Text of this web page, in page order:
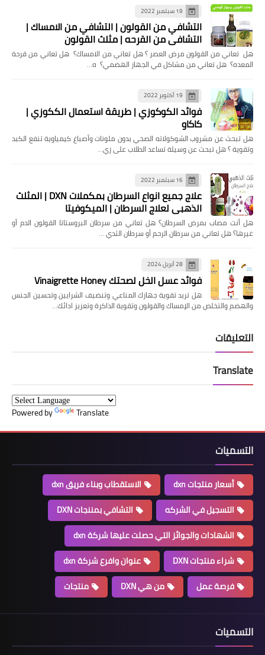
19 سبتمبر 2022
التشافي من القولون | التشافي من الامساك |
التشافي من القرحه | مثلث القولون
هل تعاني من القولون مرض العصر ؟ هل تعاني من الامساك؟ هل تعاني من قرحة
المعده؟ هل تعاني من مشاكل في الجهاز الهضمي؟ ه…
19 أكتوبر 2022
فوائد الكوكوزي | طريقة استعمال الككوزي |
كاكاو
هل تبحث عن مشروب الشوكولاته الصحي بدون ملونات وأصباغ كيمياوية تنفع الكبد
وتقوية ؟ هل تبحث عن وسيلة تساعد الطلاب على زي…
16 سبتمبر 2022
علاج جميع انواع السرطان بمكملات DXN | المثلث
الذهبي لعلاج السرطان | الميكوفيتا
هل ‏أنت مصاب بمرض السرطان؟ هل تعاني من سرطان البروستاتا القولون الدم أو
غيرها؟ ‏هل تعاني من سرطان الرحم أو سرطان الثدي …
28 أبريل 2024
فوائد عسل الخل لصحتك Vinaigrette Honey
هل تريد تقوية جهازك المناعي وتنضيف الشرايين وتحسين الجنس
والهضم والتخلص من الإمساك والقولون وتقوية الذاكرة وتعزيز ادائك…
التعليقات
Translate
Powered by Translate
التسميات
أسعار منتجات dxn
الاستقطاب وبناء فريق dxn
التسجيل في الشركه
التشافي بمننجات DXN
الشهادات والجوائز التي حصلت عليها شركة dxn
شراء منتجات DXN
عنوان وافرع شركة dxn
فرصة عمل
من هي DXN منتجات
التسميات